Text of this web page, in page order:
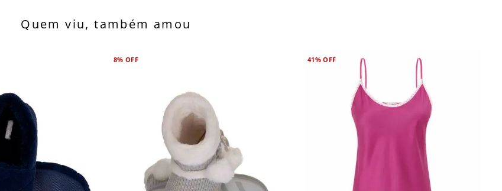
Quem viu, também amou
8% OFF 41%OFF